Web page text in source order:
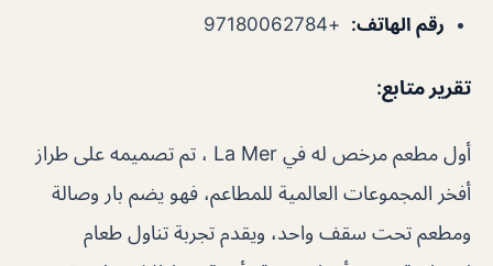
رقم الهاتف:
+97180062784
تقرير متابع:
أول مطعم مرخص له في La Mer ، تم تصميمه على طراز
أفخر المجموعات العالمية للمطاعم، فهو يضم بار وصالة
ومطعم تحت سقف واحد، ويقدم تجربة تناول طعام